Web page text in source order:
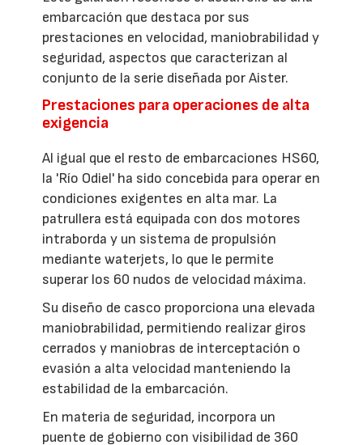
embarcación que destaca por sus
prestaciones en velocidad, maniobrabilidad y
seguridad, aspectos que caracterizan al
conjunto de la serie diseñada por Aister.
Prestaciones para operaciones de alta
exigencia
Al igual que el resto de embarcaciones HS60,
la 'Río Odiel' ha sido concebida para operar en
condiciones exigentes en alta mar. La
patrullera está equipada con dos motores
intraborda y un sistema de propulsión
mediante waterjets, lo que le permite
superar los 60 nudos de velocidad máxima.
Su diseño de casco proporciona una elevada
maniobrabilidad, permitiendo realizar giros
cerrados y maniobras de interceptación o
evasión a alta velocidad manteniendo la
estabilidad de la embarcación.
En materia de seguridad, incorpora un
puente de gobierno con visibilidad de 360